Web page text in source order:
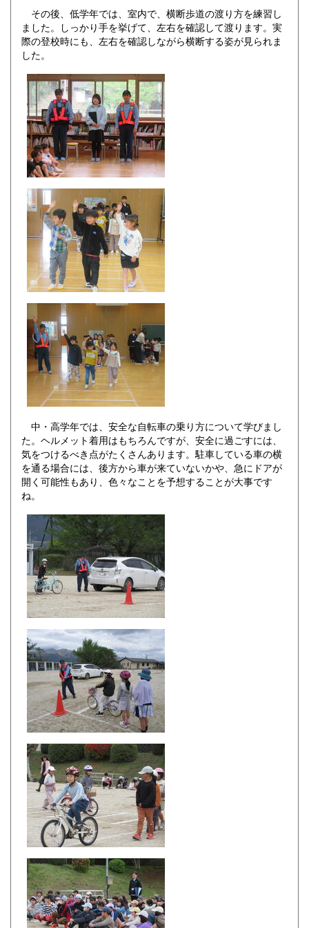
その後、低学年では、室内で、横断歩道の渡り方を練習し
ました。しっかり手を挙げて、左右を確認して渡ります。実
際の登校時にも、左右を確認しながら横断する姿が見られま
した。
中・高学年では、安全な自転車の乗り方について学びまし
た。ヘルメット着用はもちろんですが、安全に過ごすには、
気をつけるべき点がたくさんあります。駐車している車の横
を通る場合には、後方から車が来ていないかや、急にドアが
開く可能性もあり、色々なことを予想することが大事です
ね。